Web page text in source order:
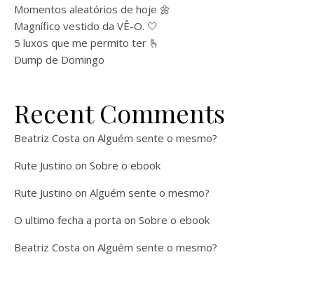
Momentos aleatórios de hoje 🌼
Magnífico vestido da VÊ-O. 🤍
5 luxos que me permito ter 🫰
Dump de Domingo
Recent Comments
Beatriz Costa on Alguém sente o mesmo?
Rute Justino on Sobre o ebook
Rute Justino on Alguém sente o mesmo?
O ultimo fecha a porta on Sobre o ebook
Beatriz Costa on Alguém sente o mesmo?